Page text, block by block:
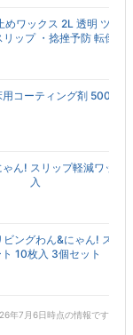
めワックス 2L 透明 ツヤ
ップ ・捻挫予防 転倒予
コーティング剤 500ml
ん! スリップ軽減ワック
入
ビングわん&にゃん! スリ
ト 10枚入 3個セット
年7月6日時点の情報です